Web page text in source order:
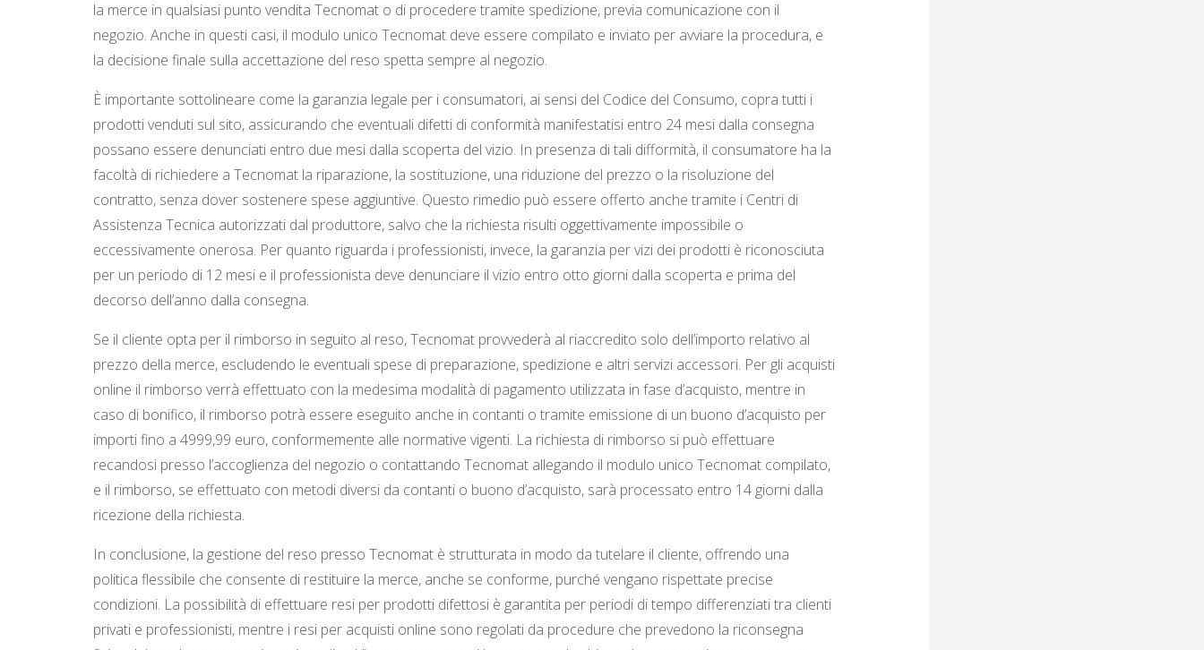
la merce in qualsiasi punto vendita Tecnomat o di procedere tramite spedizione, previa comunicazione con il
negozio. Anche in questi casi, il modulo unico Tecnomat deve essere compilato e inviato per avviare la procedura, e
la decisione finale sulla accettazione del reso spetta sempre al negozio.
È importante sottolineare come la garanzia legale per i consumatori, ai sensi del Codice del Consumo, copra tutti i
prodotti venduti sul sito, assicurando che eventuali difetti di conformità manifestatisi entro 24 mesi dalla consegna
possano essere denunciati entro due mesi dalla scoperta del vizio. In presenza di tali difformità, il consumatore ha la
facoltà di richiedere a Tecnomat la riparazione, la sostituzione, una riduzione del prezzo o la risoluzione del
contratto, senza dover sostenere spese aggiuntive. Questo rimedio può essere offerto anche tramite i Centri di
Assistenza Tecnica autorizzati dal produttore, salvo che la richiesta risulti oggettivamente impossibile o
eccessivamente onerosa. Per quanto riguarda i professionisti, invece, la garanzia per vizi dei prodotti è riconosciuta
per un periodo di 12 mesi e il professionista deve denunciare il vizio entro otto giorni dalla scoperta e prima del
decorso dell’anno dalla consegna.
Se il cliente opta per il rimborso in seguito al reso, Tecnomat provvederà al riaccredito solo dell’importo relativo al
prezzo della merce, escludendo le eventuali spese di preparazione, spedizione e altri servizi accessori. Per gli acquisti
online il rimborso verrà effettuato con la medesima modalità di pagamento utilizzata in fase d’acquisto, mentre in
caso di bonifico, il rimborso potrà essere eseguito anche in contanti o tramite emissione di un buono d’acquisto per
importi fino a 4999,99 euro, conformemente alle normative vigenti. La richiesta di rimborso si può effettuare
recandosi presso l’accoglienza del negozio o contattando Tecnomat allegando il modulo unico Tecnomat compilato,
e il rimborso, se effettuato con metodi diversi da contanti o buono d’acquisto, sarà processato entro 14 giorni dalla
ricezione della richiesta.
In conclusione, la gestione del reso presso Tecnomat è strutturata in modo da tutelare il cliente, offrendo una
politica flessibile che consente di restituire la merce, anche se conforme, purché vengano rispettate precise
condizioni. La possibilità di effettuare resi per prodotti difettosi è garantita per periodi di tempo differenziati tra clienti
privati e professionisti, mentre i resi per acquisti online sono regolati da procedure che prevedono la riconsegna